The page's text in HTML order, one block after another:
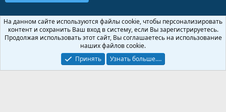
Russian (RU)
Обратная связь
Условия и правила
Политика конфиденциальности
Помощь
Community platform by XenForo ® © 2010-2026 XenForo Ltd.
На данном сайте используются файлы cookie, чтобы персонализировать
контент и сохранить Ваш вход в систему, если Вы зарегистрируетесь.
Продолжая использовать этот сайт, Вы соглашаетесь на использование
наших файлов cookie.
Принять
Узнать больше.…